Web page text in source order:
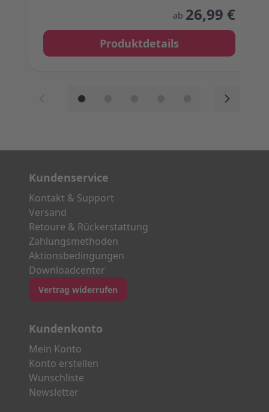
ab 26,99 €
Produktdetails
Kundenservice
Kontakt & Support
Versand
Retoure & Rückerstattung
Zahlungsmethoden
Aktionsbedingungen
Downloadcenter
Vertrag widerrufen
Kundenkonto
Mein Konto
Konto erstellen
Wunschliste
Newsletter